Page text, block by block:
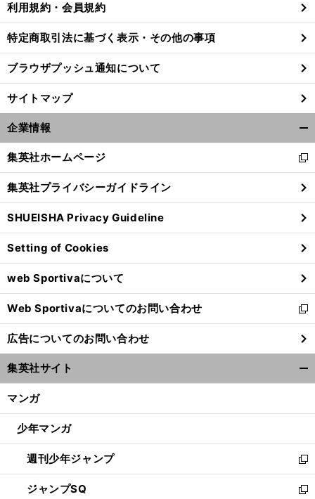
利用規約・会員規約
特定商取引法に基づく表示・その他の事項
ブラウザプッシュ通知について
サイトマップ
企業情報
閉
る
集英社ホームページ
新
し
い
ウ
ィ
ン
ド
ウ
で
開
く
集英社プライバシーガイドライン
SHUEISHA Privacy Guideline
Setting of Cookies
web Sportivaについて
Web Sportivaについてのお問い合わせ
新
し
い
ウ
ィ
ン
ウ
開
く
広告についてのお問い合わせ
集英社サイト
マンガ
少年マンガ
週刊少年ジャンプ
新
し
い
ジャンプSQ
新